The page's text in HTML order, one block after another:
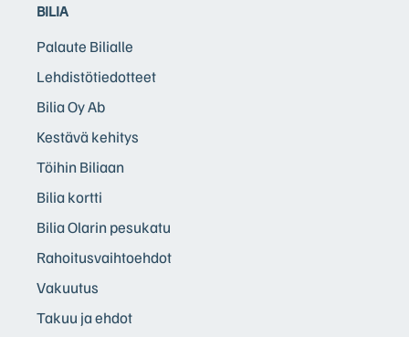
BILIA
Palaute Bilialle
Lehdistötiedotteet
Bilia Oy Ab
Kestävä kehitys
Töihin Biliaan
Bilia kortti
Bilia Olarin pesukatu
Rahoitusvaihtoehdot
Vakuutus
Takuu ja ehdot